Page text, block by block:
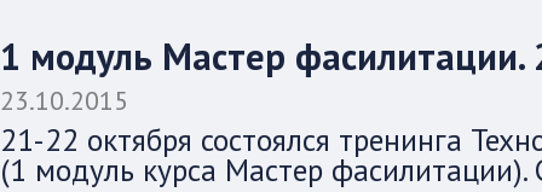
1 модуль Мастер фасилитации.
23.10.2015
21-22 октября состоялся тренинга
(1 модуль курса Мастер фасилитации).